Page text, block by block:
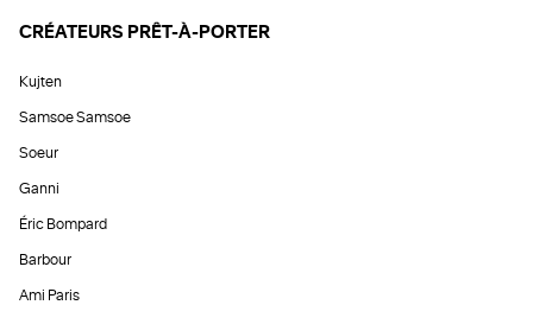
CRÉATEURS PRÊT-À-PORTER
Kujten
Samsoe Samsoe
Soeur
Ganni
Éric Bompard
Barbour
Ami Paris